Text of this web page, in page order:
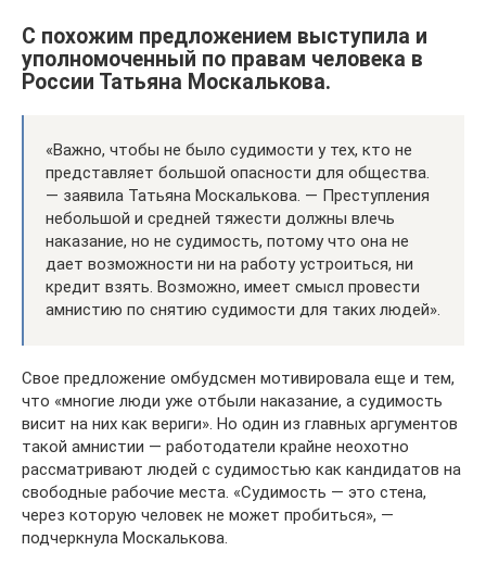
С похожим предложением выступила и
уполномоченный по правам человека в
России Татьяна Москалькова.
«Важно, чтобы не было судимости у тех, кто не
представляет большой опасности для общества.
— заявила Татьяна Москалькова. — Преступления
небольшой и средней тяжести должны влечь
наказание, но не судимость, потому что она не
дает возможности ни на работу устроиться, ни
кредит взять. Возможно, имеет смысл провести
амнистию по снятию судимости для таких людей».
Свое предложение омбудсмен мотивировала еще и тем,
что «многие люди уже отбыли наказание, а судимость
висит на них как вериги». Но один из главных аргументов
такой амнистии — работодатели крайне неохотно
рассматривают людей с судимостью как кандидатов на
свободные рабочие места. «Судимость — это стена,
через которую человек не может пробиться», —
подчеркнула Москалькова.